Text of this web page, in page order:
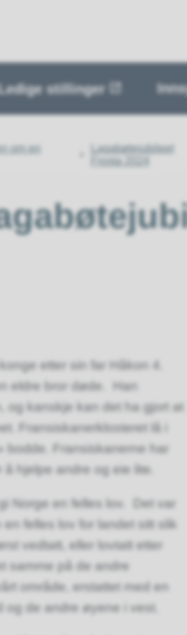
stillinger
om en
Lagabøtejubileet
Frosta 2024
etter sin far Håkon 4.
eldre bror døde. Han
og kanskje kan det ha gjort at
Fransiskanerklosteret lå i
bodde. Fransiskanerne har
hjelpe andre og eie lite.
Norge en felles lov. Det var
felles lov for landet sitt slik
vedtatt, eller lovtatt etter
samme på de andre
område, erstattet med en
de andre øyene i vest.